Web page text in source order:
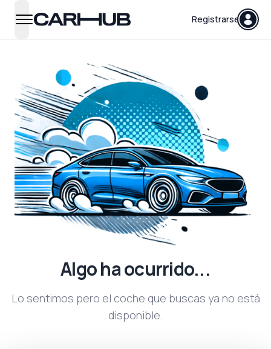
open navigation menu
Carhub Registrarse
Algo ha ocurrido...
Lo sentimos pero el coche que buscas ya no está
disponible.